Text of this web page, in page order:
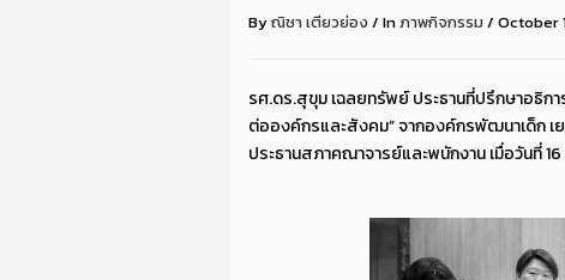
Byณิชา เตียวย่อง / Inภาพกิจกรรม / October
รศ.ดร.สุขุม เฉลยทรัพย์ ประธานที่ปรึกษาอธิ
ต่อองค์กรและสังคม” จากองค์กรพัฒนาเด็ก
ประธานสภาคณาจารย์และพนักงาน เมื่อวันที่